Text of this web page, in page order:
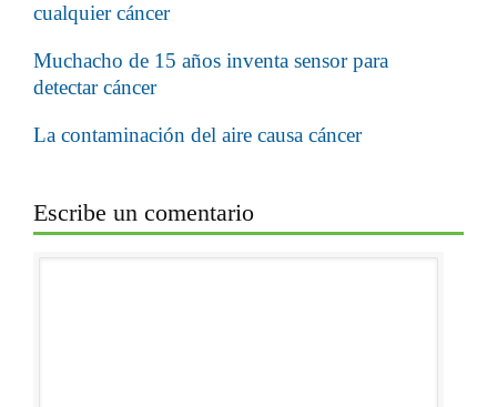
cualquier cáncer
Muchacho de 15 años inventa sensor para
detectar cáncer
La contaminación del aire causa cáncer
Escribe un comentario